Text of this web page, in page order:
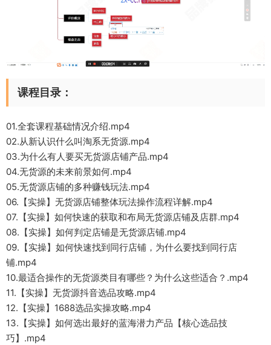
课程目录：
01.全套课程基础情况介绍.mp4
02.从新认识什么叫淘系无货源.mp4
03.为什么有人要买无货源店铺产品.mp4
04.无货源的未来前景如何.mp4
05.无货源店铺的多种赚钱玩法.mp4
06.【实操】无货源店铺整体玩法操作流程详解.mp4
07.【实操】如何快速的获取和布局无货源店铺及店群.mp4
08.【实操】如何判定店铺是无货源店铺.mp4
09.【实操】如何快速找到同行店铺，为什么要找到同行店
铺.mp4
10.最适合操作的无货源类目有哪些？为什么这些适合？.mp4
11.【实操】无货源抖音选品攻略.mp4
12.【实操】1688选品实操攻略.mp4
13.【实操】如何选出最好的蓝海潜力产品【核心选品技
巧】.mp4